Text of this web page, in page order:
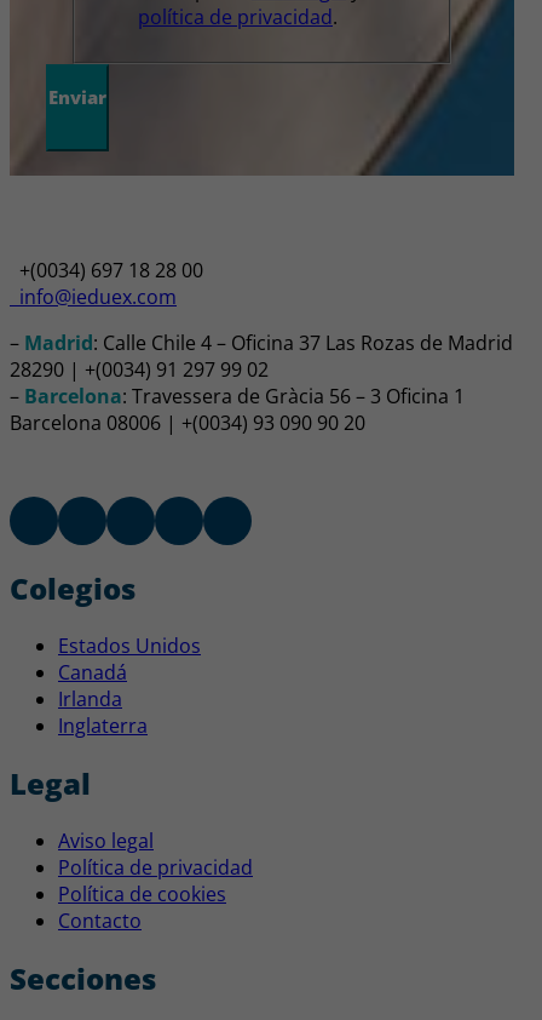
política de privacidad.
Enviar
+(0034) 697 18 28 00
info@ieduex.com
– Madrid: Calle Chile 4 – Oficina 37 Las Rozas de Madrid
28290 | +(0034) 91 297 99 02
– Barcelona: Travessera de Gràcia 56 – 3 Oficina 1
Barcelona 08006 | +(0034) 93 090 90 20
Colegios
Estados Unidos
Canadá
Irlanda
Inglaterra
Legal
Aviso legal
Política de privacidad
Política de cookies
Contacto
Secciones